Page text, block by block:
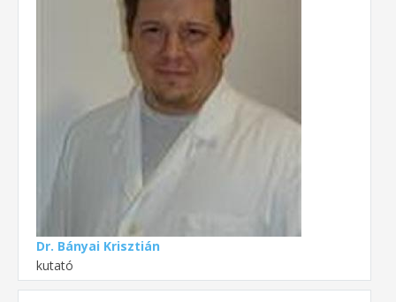
Dr. Bányai Krisztián
kutató